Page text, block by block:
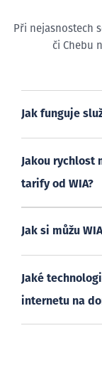
Při nejasnostech
či Chebu
Jak funguje
Jakou rychlost
tarify od WIA?
Jak si můžu
Jaké
internetu na